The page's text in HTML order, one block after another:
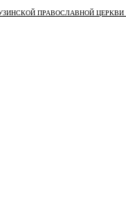
ПРАВОСЛАВНОЙ